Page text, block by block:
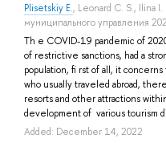
Plisetskiy E., Leonard C. S., Ilina I.
муниципального управления
Th e COVID-19 pandemic of
of restrictive sanctions, had a
population, fi rst of all, it
who usually traveled abroad,
resorts and other attractions
development of various tourism
Added: December 14, 2022